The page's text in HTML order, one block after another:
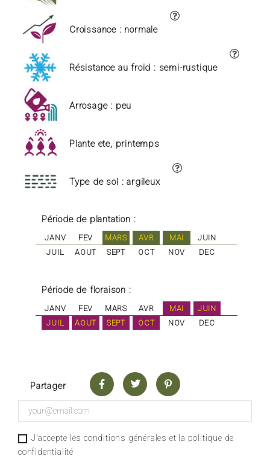
Croissance : normale
Résistance au froid : semi-rustique
Arrosage : peu
Plante ete, printemps
Type de sol : argileux
Période de plantation :
JANV FEV MARS AVR MAI
JUIN
JUIL
AOUT SEPT OCT NOV DEC
Période de floraison :
JANV FEV MARS AVR MAI
JUIN
JUIL
AOUT SEPT OCT NOV DEC
Partager
J'accepte les conditions générales et la politique de
confidentialité